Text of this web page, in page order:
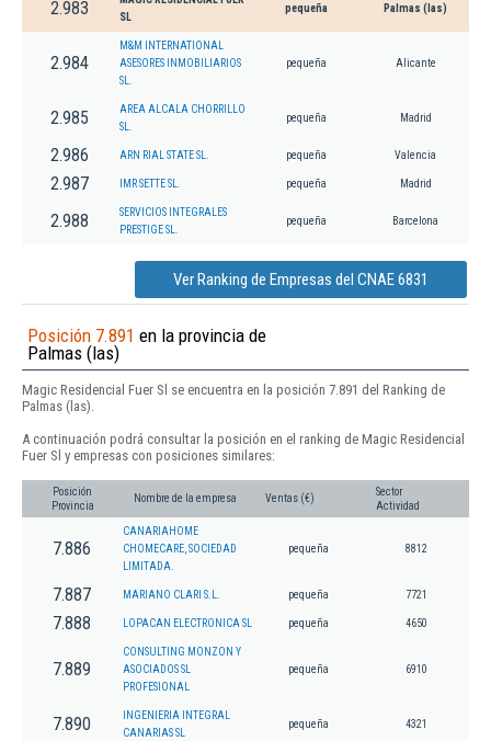
2.983
SL
pequeña Palmas (las)
2.984
M&M INTERNATIONAL
ASESORES INMOBILIARIOS
SL.
pequeña Alicante
2.985
AREA ALCALA CHORRILLO
SL.
pequeña Madrid
2.986 ARN RIAL STATE SL. pequeña Valencia
2.987 IMR SETTE SL. pequeña Madrid
2.988
SERVICIOS INTEGRALES
PRESTIGE SL.
pequeña Barcelona
Ver Ranking de Empresas del CNAE 6831
Posición 7.891 en la provincia de
Palmas (las)
Magic Residencial Fuer Sl se encuentra en la posición 7.891 del Ranking de
Palmas (las).
A continuación podrá consultar la posición en el ranking de Magic Residencial
Fuer Sl y empresas con posiciones similares:
Posición
Provincia
Nombre de la empresa Ventas (€)
Sector
Actividad
7.886
CANARIAHOME
CHOMECARE, SOCIEDAD
LIMITADA.
pequeña 8812
7.887 MARIANO CLARI S.L. pequeña 7721
7.888 LOPACAN ELECTRONICA SL pequeña 4650
7.889
CONSULTING MONZON Y
ASOCIADOS SL
PROFESIONAL
pequeña 6910
7.890
INGENIERIA INTEGRAL
CANARIAS SL
pequeña 4321